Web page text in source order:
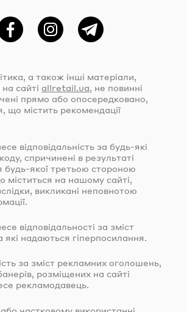
ФейсбукInstagramTelegram
а також інші матеріали,
сайті allretail.ua, не повинні
прямо або опосередковано,
що містить рекомендації
відповідальність за будь-які
спричинені в результаті
будь-якої третьою стороною
міститься на нашому сайті,
викликані неповнотою
відповідальності за зміст
які надаються гіперпосилання.
за зміст рекламних оголошень,
розміщених на сайті
рекламодавець.